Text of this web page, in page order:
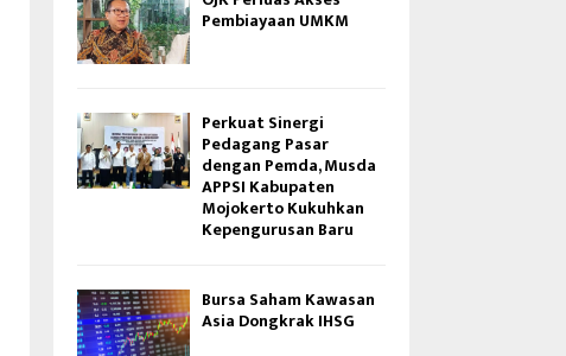
Pembiayaan UMKM
Perkuat Sinergi
Pedagang Pasar
dengan Pemda, Musda
APPSI Kabupaten
Mojokerto Kukuhkan
Kepengurusan Baru
Bursa Saham Kawasan
Asia Dongkrak IHSG